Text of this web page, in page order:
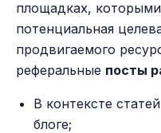
площадках,
потенциальная
продвигаемого
реферальные посты
В контексте
блоге;